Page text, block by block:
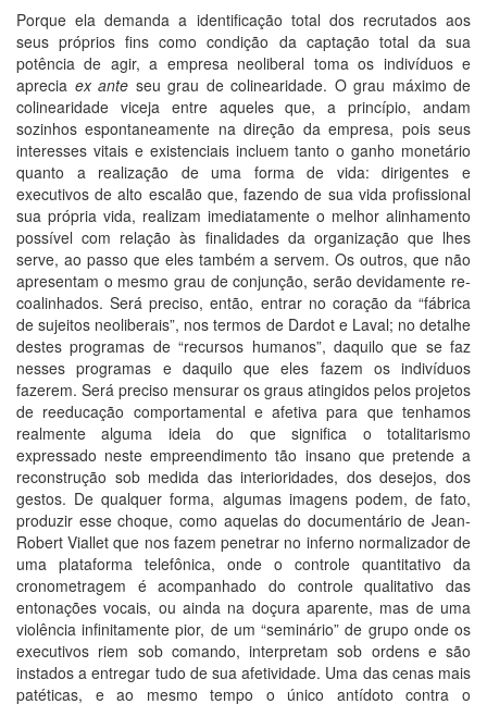
Porque ela demanda a identificação total dos recrutados aos
seus próprios fins como condição da captação total da sua
potência de agir, a empresa neoliberal toma os indivíduos e
aprecia ex ante seu grau de colinearidade. O grau máximo de
colinearidade viceja entre aqueles que, a princípio, andam
sozinhos espontaneamente na direção da empresa, pois seus
interesses vitais e existenciais incluem tanto o ganho monetário
quanto a realização de uma forma de vida: dirigentes e
executivos de alto escalão que, fazendo de sua vida profissional
sua própria vida, realizam imediatamente o melhor alinhamento
possível com relação às finalidades da organização que lhes
serve, ao passo que eles também a servem. Os outros, que não
apresentam o mesmo grau de conjunção, serão devidamente re-
coalinhados. Será preciso, então, entrar no coração da “fábrica
de sujeitos neoliberais”, nos termos de Dardot e Laval; no detalhe
destes programas de “recursos humanos”, daquilo que se faz
nesses programas e daquilo que eles fazem os indivíduos
fazerem. Será preciso mensurar os graus atingidos pelos projetos
de reeducação comportamental e afetiva para que tenhamos
realmente alguma ideia do que significa o totalitarismo
expressado neste empreendimento tão insano que pretende a
reconstrução sob medida das interioridades, dos desejos, dos
gestos. De qualquer forma, algumas imagens podem, de fato,
produzir esse choque, como aquelas do documentário de Jean-
Robert Viallet que nos fazem penetrar no inferno normalizador de
uma plataforma telefônica, onde o controle quantitativo da
cronometragem é acompanhado do controle qualitativo das
entonações vocais, ou ainda na doçura aparente, mas de uma
violência infinitamente pior, de um “seminário” de grupo onde os
executivos riem sob comando, interpretam sob ordens e são
instados a entregar tudo de sua afetividade. Uma das cenas mais
patéticas, e ao mesmo tempo o único antídoto contra o